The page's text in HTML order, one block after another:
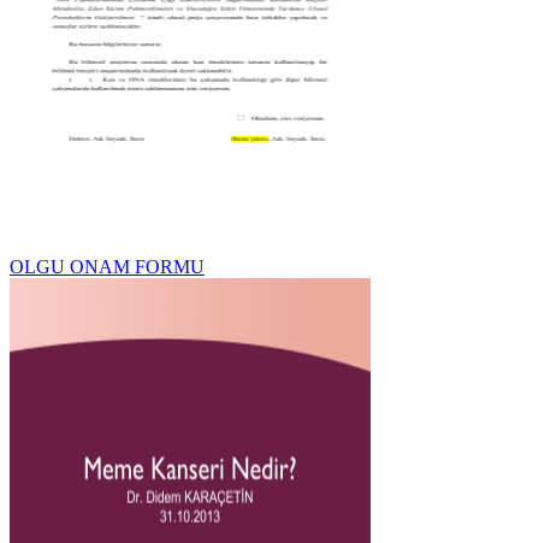
OLGU ONAM FORMU